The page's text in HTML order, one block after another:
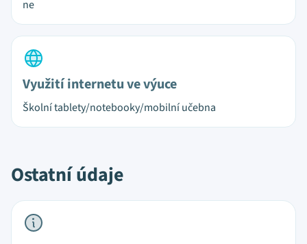
ne
Využití internetu ve výuce
Školní tablety/notebooky/mobilní učebna
Ostatní údaje